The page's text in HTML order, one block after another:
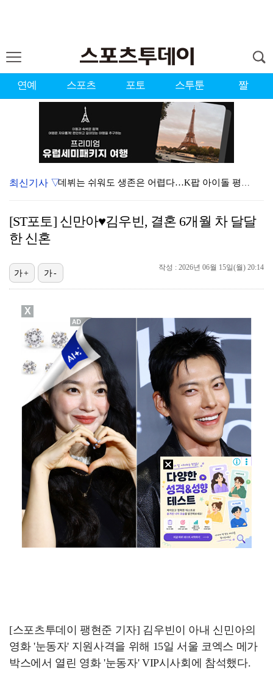
연예 스포츠 포토 스투툰 짤
데뷔는 쉬워도 생존은 어렵다…K팝 아이돌 평균 수명 4…
데이식스 영케이, '사운드플래닛페스티벌' 출격…첫 솔로…
'편스토랑' 지승현, '고된 떡볶이' 음원 녹음…영탁도…
[ST포토] 이가영, 힘찬 티샷
[ST포토] 박예지, 선두 정조준
[ST포토] 박예지, 머리는 차갑게
[ST포토] 강수은, 멀리가자
최신기사 ▽
[ST포토] 신만아♥김우빈, 결혼 6개월 차 달달
한 신혼
작성 : 2026년 06월 15일(월) 20:14
가+ 가-
[스포츠투데이 팽현준 기자] 김우빈이 아내 신민아의
영화 '눈동자' 지원사격을 위해 15일 서울 코엑스 메가
박스에서 열린 영화 '눈동자' VIP시사회에 참석했다.
X